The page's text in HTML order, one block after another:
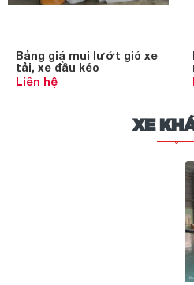
Bảng giá mui lướt gió xe
tải, xe đầu kéo
Liên hệ
XE